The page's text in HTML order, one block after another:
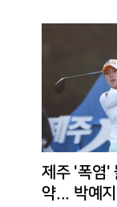
제주 '폭염'
약... 박예지